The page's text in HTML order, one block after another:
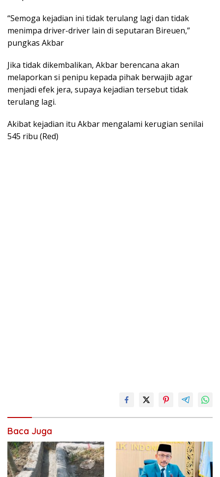
“Semoga kejadian ini tidak terulang lagi dan tidak
menimpa driver-driver lain di seputaran Bireuen,”
pungkas Akbar
Jika tidak dikembalikan, Akbar berencana akan
melaporkan si penipu kepada pihak berwajib agar
menjadi efek jera, supaya kejadian tersebut tidak
terulang lagi.
Akibat kejadian itu Akbar mengalami kerugian senilai
545 ribu (Red)
Baca Juga